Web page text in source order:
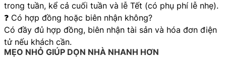
trong tuần, kể cả cuối tuần và lễ Tết (có phụ phí lễ nhẹ).
❓ Có hợp đồng hoặc biên nhận không?
Có đầy đủ hợp đồng, biên nhận tài sản và hóa đơn điện
tử nếu khách cần.
MẸO NHỎ GIÚP DỌN NHÀ NHANH HƠN